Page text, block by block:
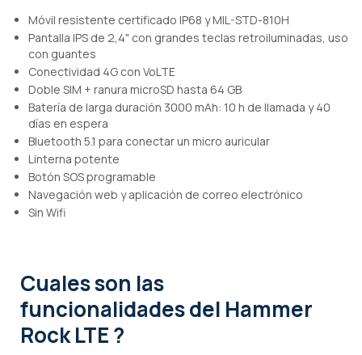
Móvil resistente certificado IP68 y MIL-STD-810H
Pantalla IPS de 2,4" con grandes teclas retroiluminadas, uso
con guantes
Conectividad 4G con VoLTE
Doble SIM + ranura microSD hasta 64 GB
Batería de larga duración 3000 mAh: 10 h de llamada y 40
días en espera
Bluetooth 5.1 para conectar un micro auricular
Linterna potente
Botón SOS programable
Navegación web y aplicación de correo electrónico
Sin Wifi
Cuales son las
funcionalidadesdel Hammer
Rock LTE ?